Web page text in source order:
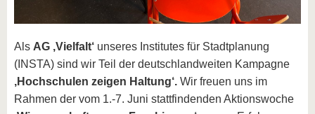
Als AG ‚Vielfalt‘ unseres Institutes für Stadtplanung
(INSTA) sind wir Teil der deutschlandweiten Kampagne
‚Hochschulen zeigen Haltung‘. Wir freuen uns im
Rahmen der vom 1.-7. Juni stattfindenden Aktionswoche